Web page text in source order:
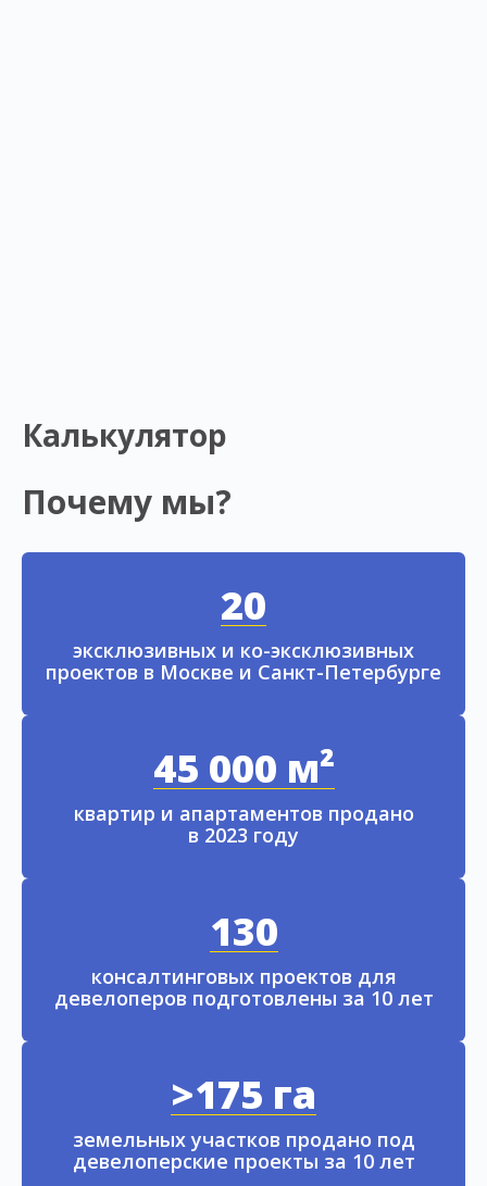
Калькулятор
Почему мы?
20
эксклюзивных и ко-эксклюзивных
проектов в Москве и Санкт-Петербурге
45 000 м²
квартир и апартаментов продано
в 2023 году
130
консалтинговых проектов для
девелоперов подготовлены за 10 лет
>175 га
земельных участков продано под
девелоперские проекты за 10 лет